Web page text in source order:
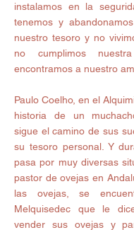
instalamos en la
tenemos y
nuestro tesoro y no
no cumplimos
encontramos a nuestro
Paulo Coelho, en el
historia de un
sigue el camino de sus
su tesoro personal. Y
pasa por muy diversas
pastor de ovejas en
las ovejas, se
Melquisedec que le
vender sus ovejas y